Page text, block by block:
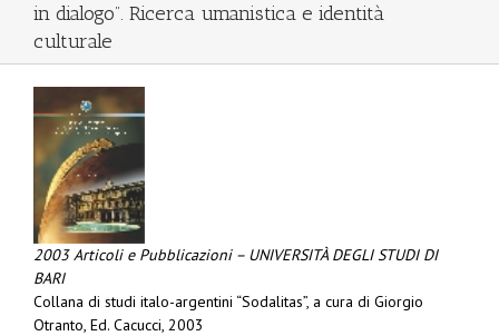
in dialogo”. Ricerca umanistica e identità
culturale
2003 Articoli e Pubblicazioni – UNIVERSITÀ DEGLI STUDI DI
BARI
Collana di studi italo-argentini “Sodalitas”, a cura di Giorgio
Otranto, Ed. Cacucci, 2003